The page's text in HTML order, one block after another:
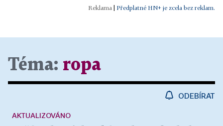
Předplatné HN+ je zcela bez reklam.
Téma: ropa
ODEBÍRAT
AKTUALIZOVÁNO